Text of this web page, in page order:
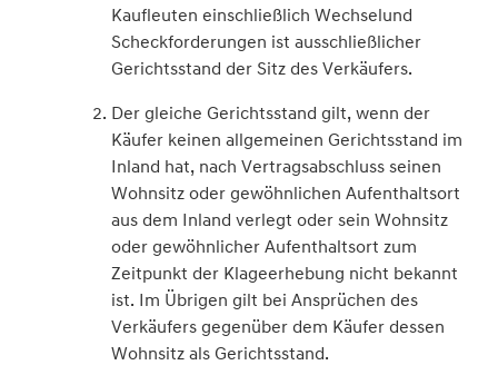
Kaufleuten einschließlich Wechselund
Scheckforderungen ist ausschließlicher
Gerichtsstand der Sitz des Verkäufers.
Der gleiche Gerichtsstand gilt, wenn der
Käufer keinen allgemeinen Gerichtsstand im
Inland hat, nach Vertragsabschluss seinen
Wohnsitz oder gewöhnlichen Aufenthaltsort
aus dem Inland verlegt oder sein Wohnsitz
oder gewöhnlicher Aufenthaltsort zum
Zeitpunkt der Klageerhebung nicht bekannt
ist. Im Übrigen gilt bei Ansprüchen des
Verkäufers gegenüber dem Käufer dessen
Wohnsitz als Gerichtsstand.